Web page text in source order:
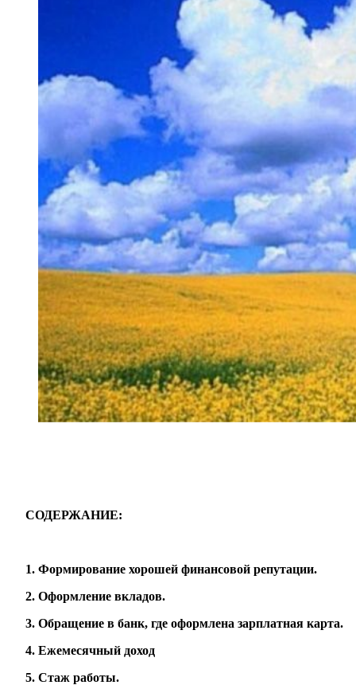
СОДЕРЖАНИЕ:
1. Формирование хорошей финансовой репутации.
2. Оформление вкладов.
3. Обращение в банк, где оформлена зарплатная карта.
4. Ежемесячный доход
5. Стаж работы.